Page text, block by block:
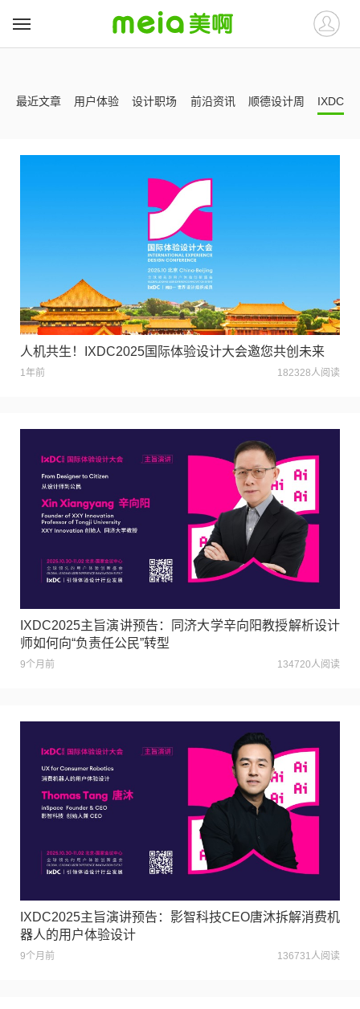
最近文章 用户体验 设计职场 前沿资讯 顺德设计周 IXDC国
人机共生！IXDC2025国际体验设计大会邀您共创未来
1年前 182328人阅读
IXDC2025主旨演讲预告：同济大学辛向阳教授解析设计
师如何向“负责任公民”转型
9个月前 134720人阅读
IXDC2025主旨演讲预告：影智科技CEO唐沐拆解消费机
器人的用户体验设计
9个月前 136731人阅读